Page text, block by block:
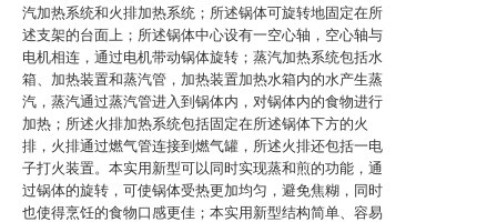
汽加热系统和火排加热系统；所述锅体可旋转地固定在所
述支架的台面上；所述锅体中心设有一空心轴，空心轴与
电机相连，通过电机带动锅体旋转；蒸汽加热系统包括水
箱、加热装置和蒸汽管，加热装置加热水箱内的水产生蒸
汽，蒸汽通过蒸汽管进入到锅体内，对锅体内的食物进行
加热；所述火排加热系统包括固定在所述锅体下方的火
排，火排通过燃气管连接到燃气罐，所述火排还包括一电
子打火装置。本实用新型可以同时实现蒸和煎的功能，通
过锅体的旋转，可使锅体受热更加均匀，避免焦糊，同时
也使得烹饪的食物口感更佳；本实用新型结构简单、容易